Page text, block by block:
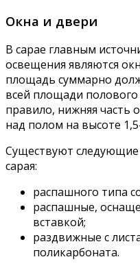
Окна и двери
В сарае главным
освещения являются
площадь суммарно
всей площади
правило, нижняя часть
над полом на высоте
Существуют следующие
сарая:
распашного типа
распашные,
вставкой;
раздвижные с
поликарбоната.